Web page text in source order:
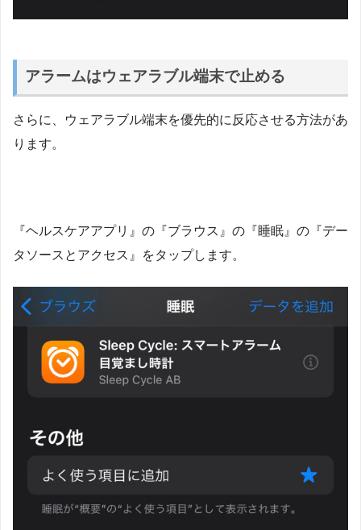
アラームはウェアラブル端末で止める
さらに、ウェアラブル端末を優先的に反応させる方法があ
ります。
『ヘルスケアアプリ』の『ブラウス』の『睡眠』の『デー
タソースとアクセス』をタップします。